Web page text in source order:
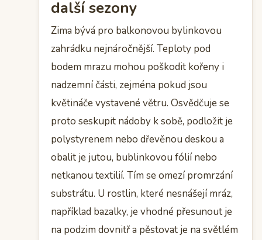
další sezony
Zima bývá pro balkonovou bylinkovou
zahrádku nejnáročnější. Teploty pod
bodem mrazu mohou poškodit kořeny i
nadzemní části, zejména pokud jsou
květináče vystavené větru. Osvědčuje se
proto seskupit nádoby k sobě, podložit je
polystyrenem nebo dřevěnou deskou a
obalit je jutou, bublinkovou fólií nebo
netkanou textilií. Tím se omezí promrzání
substrátu. U rostlin, které nesnášejí mráz,
například bazalky, je vhodné přesunout je
na podzim dovnitř a pěstovat je na světlém